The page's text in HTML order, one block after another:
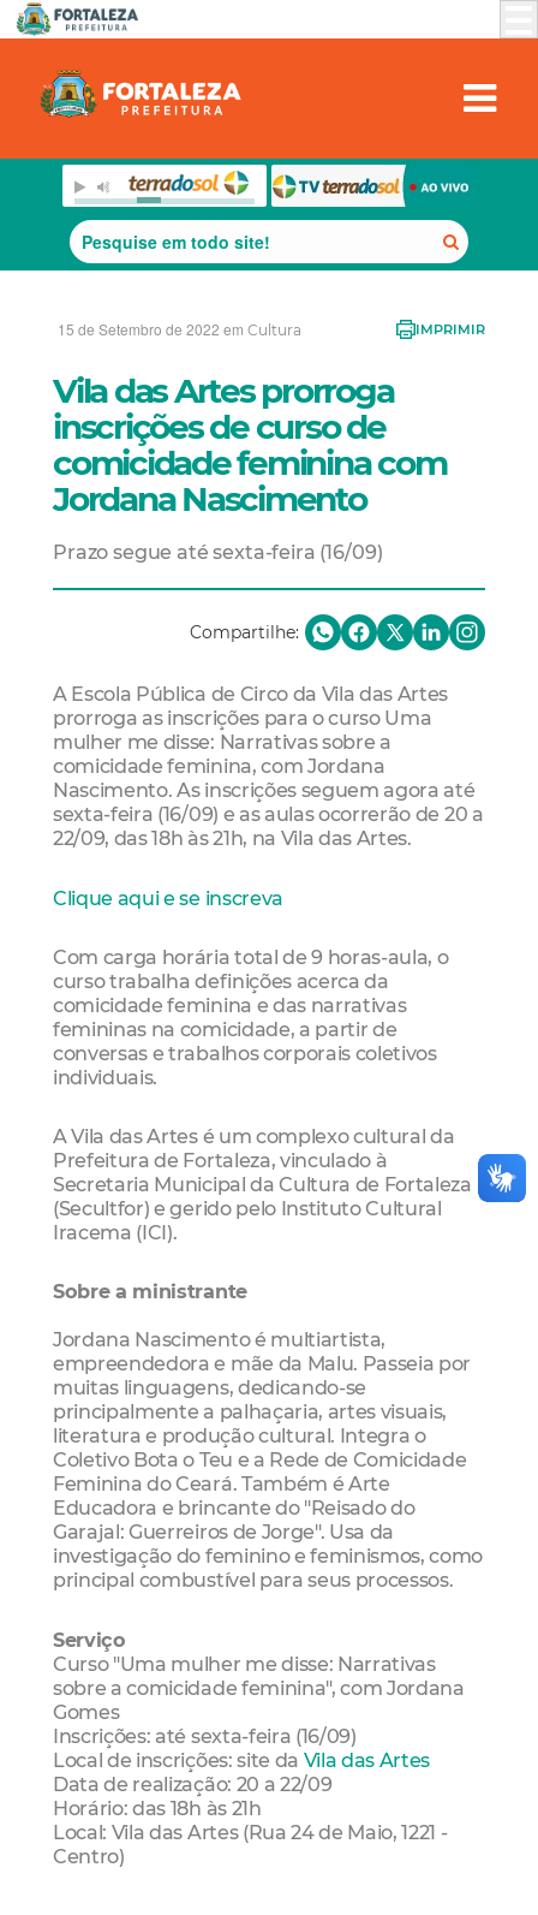
15 de Setembro de 2022 em Cultura IMPRIMIR
Vila das Artes prorroga
inscrições de curso de
comicidade feminina com
Jordana Nascimento
Prazo segue até sexta-feira (16/09)
Compartilhe:
A Escola Pública de Circo da Vila das Artes
prorroga as inscrições para o curso Uma
mulher me disse: Narrativas sobre a
comicidade feminina, com Jordana
Nascimento. As inscrições seguem agora até
sexta-feira (16/09) e as aulas ocorrerão de 20 a
22/09, das 18h às 21h, na Vila das Artes.
Clique aqui e se inscreva
Com carga horária total de 9 horas-aula, o
curso trabalha definições acerca da
comicidade feminina e das narrativas
femininas na comicidade, a partir de
conversas e trabalhos corporais coletivos
individuais.
A Vila das Artes é um complexo cultural da
Prefeitura de Fortaleza, vinculado à
Secretaria Municipal da Cultura de Fortaleza
(Secultfor) e gerido pelo Instituto Cultural
Iracema (ICI).
Sobre a ministrante
Jordana Nascimento é multiartista,
empreendedora e mãe da Malu. Passeia por
muitas linguagens, dedicando-se
principalmente a palhaçaria, artes visuais,
literatura e produção cultural. Integra o
Coletivo Bota o Teu e a Rede de Comicidade
Feminina do Ceará. Também é Arte
Educadora e brincante do "Reisado do
Garajal: Guerreiros de Jorge". Usa da
investigação do feminino e feminismos, como
principal combustível para seus processos.
Serviço
Curso "Uma mulher me disse: Narrativas
sobre a comicidade feminina", com Jordana
Gomes
Inscrições: até sexta-feira (16/09)
Local de inscrições: site da Vila das Artes
Data de realização: 20 a 22/09
Horário: das 18h às 21h
Local: Vila das Artes (Rua 24 de Maio, 1221 -
Centro)